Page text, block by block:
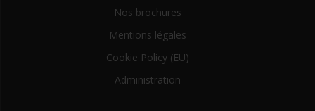
Nos brochures
Mentions légales
Cookie Policy (EU)
Administration